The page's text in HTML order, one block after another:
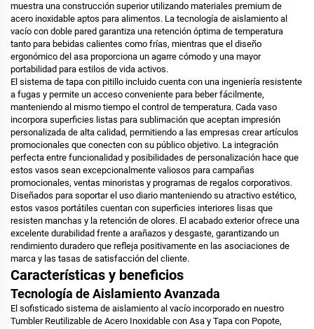
muestra una construcción superior utilizando materiales premium de
acero inoxidable aptos para alimentos. La tecnología de aislamiento al
vacío con doble pared garantiza una retención óptima de temperatura
tanto para bebidas calientes como frías, mientras que el diseño
ergonómico del asa proporciona un agarre cómodo y una mayor
portabilidad para estilos de vida activos.
El sistema de tapa con pitillo incluido cuenta con una ingeniería resistente
a fugas y permite un acceso conveniente para beber fácilmente,
manteniendo al mismo tiempo el control de temperatura. Cada vaso
incorpora superficies listas para sublimación que aceptan impresión
personalizada de alta calidad, permitiendo a las empresas crear artículos
promocionales que conecten con su público objetivo. La integración
perfecta entre funcionalidad y posibilidades de personalización hace que
estos vasos sean excepcionalmente valiosos para campañas
promocionales, ventas minoristas y programas de regalos corporativos.
Diseñados para soportar el uso diario manteniendo su atractivo estético,
estos vasos portátiles cuentan con superficies interiores lisas que
resisten manchas y la retención de olores. El acabado exterior ofrece una
excelente durabilidad frente a arañazos y desgaste, garantizando un
rendimiento duradero que refleja positivamente en las asociaciones de
marca y las tasas de satisfacción del cliente.
Características y beneficios
Tecnología de Aislamiento Avanzada
El sofisticado sistema de aislamiento al vacío incorporado en nuestro
Tumbler Reutilizable de Acero Inoxidable con Asa y Tapa con Popote,